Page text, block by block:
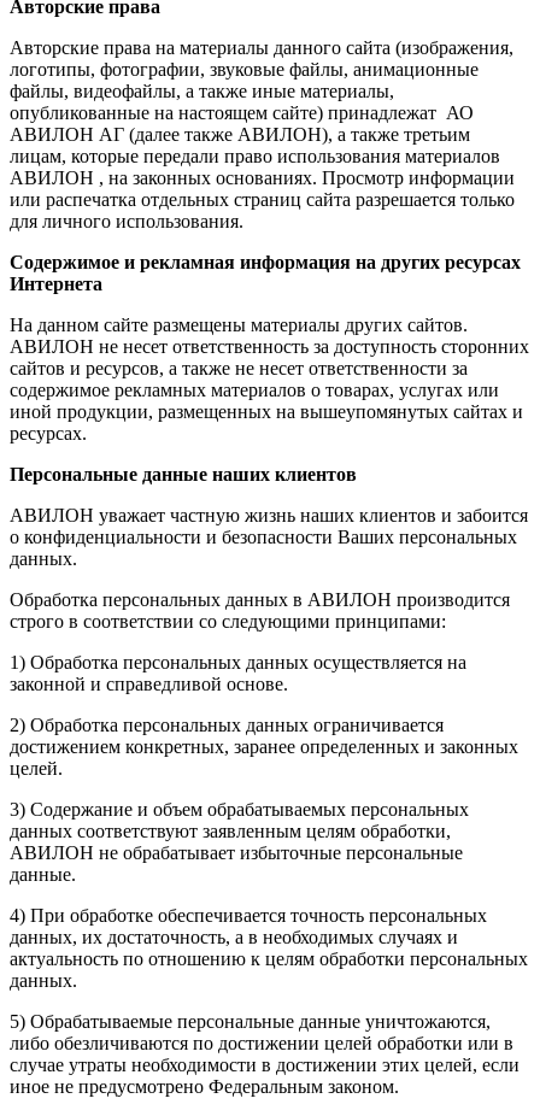
Авторские права
Авторские права на материалы данного сайта (изображения,
логотипы, фотографии, звуковые файлы, анимационные
файлы, видеофайлы, а также иные материалы,
опубликованные на настоящем сайте) принадлежат АО
АВИЛОН АГ (далее также АВИЛОН), а также третьим
лицам, которые передали право использования материалов
АВИЛОН , на законных основаниях. Просмотр информации
или распечатка отдельных страниц сайта разрешается только
для личного использования.
Содержимое и рекламная информация на других ресурсах
Интернета
На данном сайте размещены материалы других сайтов.
АВИЛОН не несет ответственность за доступность сторонних
сайтов и ресурсов, а также не несет ответственности за
содержимое рекламных материалов о товарах, услугах или
иной продукции, размещенных на вышеупомянутых сайтах и
ресурсах.
Персональные данные наших клиентов
АВИЛОН уважает частную жизнь наших клиентов и забоится
о конфиденциальности и безопасности Ваших персональных
данных.
Обработка персональных данных в АВИЛОН производится
строго в соответствии со следующими принципами:
1) Обработка персональных данных осуществляется на
законной и справедливой основе.
2) Обработка персональных данных ограничивается
достижением конкретных, заранее определенных и законных
целей.
3) Содержание и объем обрабатываемых персональных
данных соответствуют заявленным целям обработки,
АВИЛОН не обрабатывает избыточные персональные
данные.
4) При обработке обеспечивается точность персональных
данных, их достаточность, а в необходимых случаях и
актуальность по отношению к целям обработки персональных
данных.
5) Обрабатываемые персональные данные уничтожаются,
либо обезличиваются по достижении целей обработки или в
случае утраты необходимости в достижении этих целей, если
иное не предусмотрено Федеральным законом.